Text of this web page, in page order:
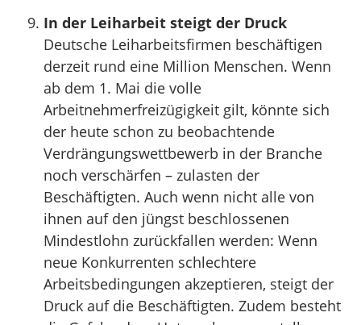
In der Leiharbeit steigt der Druck
Deutsche Leiharbeitsfirmen beschäftigen
derzeit rund eine Million Menschen. Wenn
ab dem 1. Mai die volle
Arbeitnehmerfreizügigkeit gilt, könnte sich
der heute schon zu beobachtende
Verdrängungswettbewerb in der Branche
noch verschärfen – zulasten der
Beschäftigten. Auch wenn nicht alle von
ihnen auf den jüngst beschlossenen
Mindestlohn zurückfallen werden: Wenn
neue Konkurrenten schlechtere
Arbeitsbedingungen akzeptieren, steigt der
Druck auf die Beschäftigten. Zudem besteht